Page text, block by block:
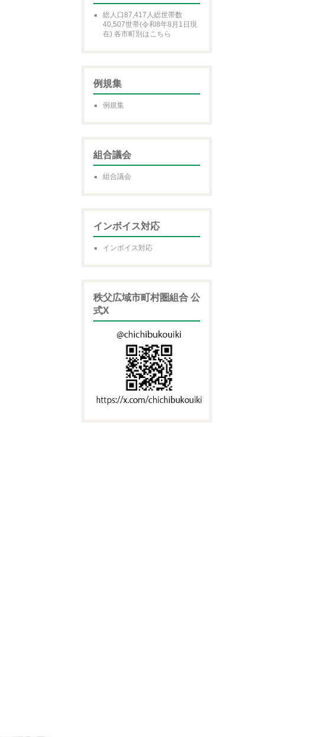
総人口87,417人総世帯数
40,507世帯(令和8年8月1日現
在) 各市町別はこちら
例規集
例規集
組合議会
組合議会
インボイス対応
インボイス対応
秩父広域市町村圏組合 公
式X